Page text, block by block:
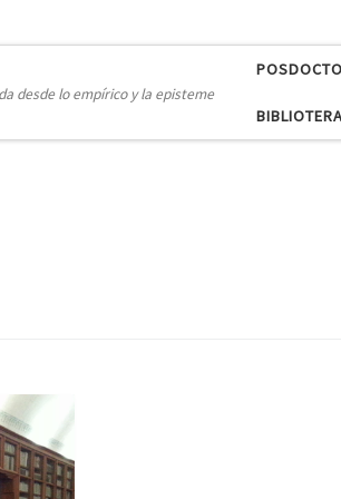
desde lo empírico y la episteme